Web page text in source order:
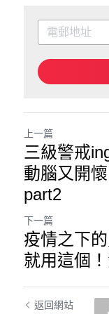
上一篇
三級警戒
動腦又開
part2
下一篇
疫情之下
就用這個
返回網站